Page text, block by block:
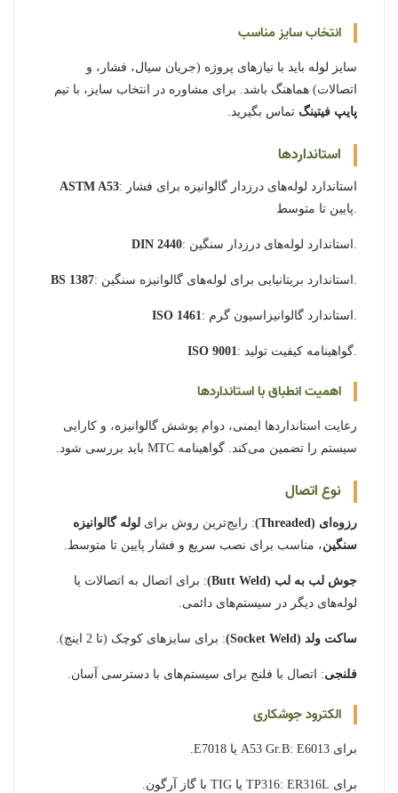
انتخاب سایز مناسب
سایز لوله باید با نیازهای پروژه (جریان سیال، فشار، و
اتصالات) هماهنگ باشد. برای مشاوره در انتخاب سایز، با تیم
پایپ فیتینگ تماس بگیرید.
استانداردها
ASTM A53: استاندارد لوله‌های درزدار گالوانیزه برای فشار
DIN 2440
BS 1387
ISO 1461
ISO 9001
اهمیت انطباق با استانداردها
رعایت استانداردها ایمنی، دوام پوشش گالوانیزه، و کارایی
سیستم را تضمین می‌کند. گواهینامه MTC باید بررسی شود.
نوع اتصال
رزوه‌ای (Threaded) : رایج‌ترین روش برای لوله گالوانیزه
سنگین، مناسب برای نصب سریع و فشار پایین تا متوسط.
جوش لب به لب (Butt Weld)
: برای اتصال به اتصالات یا
لوله‌های دیگر در سیستم‌های دائمی.
ساکت ولد (Socket Weld) : برای سایزهای کوچک (تا 2 اینچ).
فلنجی: اتصال با فلنج برای سیستم‌های با دسترسی آسان.
الکترود جوشکاری
برای A53 Gr.B: E6013 یا E7018.
برای TP316: ER316L یا TIG با گاز آرگون.